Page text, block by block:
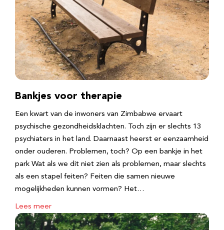
Bankjes voor therapie
Een kwart van de inwoners van Zimbabwe ervaart
psychische gezondheidsklachten. Toch zijn er slechts 13
psychiaters in het land. Daarnaast heerst er eenzaamheid
onder ouderen. Problemen, toch? Op een bankje in het
park Wat als we dit niet zien als problemen, maar slechts
als een stapel feiten? Feiten die samen nieuwe
mogelijkheden kunnen vormen? Het…
Lees meer